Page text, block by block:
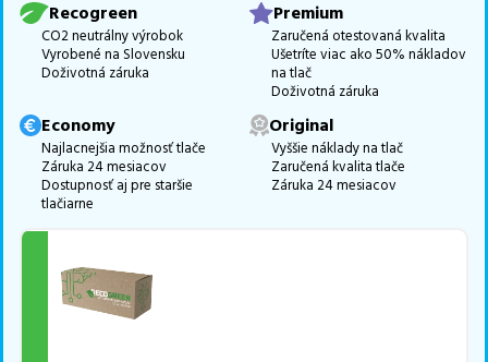
Vieme, že pri nákupe zohráva dôležitú úlohu aj dostupnosť. Preto
sa snažímepravidelne naskladňovať produkty, aby boli ihneď k
dispozícii na odoslanie.
Aktuálne máme k tejto tlačiarni
Ak si pri výbere nie ste istí, ktoré riešenie je pre vaše potreby
najvhodnejšie, alebo máte akékoľvek ďalšie otázky, môžete sa na
nás kedykoľvek obrátiť e-mailom alebo telefonicky. Sme tu, aby
Recogreen
CO2 neutrálny výrobok
Vyrobené na Slovensku
Doživotná záruka
Premium
Zaručená otestovaná kvalita
Ušetríte viac ako 50% nákladov
na tlač
Doživotná záruka
Economy
Najlacnejšia možnosť tlače
Záruka 24 mesiacov
Dostupnosť aj pre staršie
tlačiarne
Original
Vyššie náklady na tlač
Zaručená kvalita tlače
Záruka 24 mesiacov